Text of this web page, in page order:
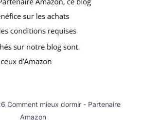
Comment mieux dormir - Partenaire
Amazon